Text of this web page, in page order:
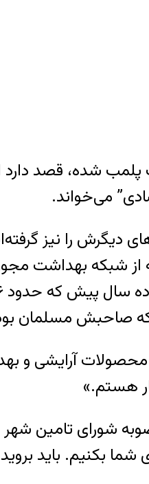
می‌خواند.
دیگرش را نیز
از شبکه بهداشت
صاحبش مسلمان
نمایندگی محصولات
هستم.»
شورای تامین شهر
بکنیم. باید